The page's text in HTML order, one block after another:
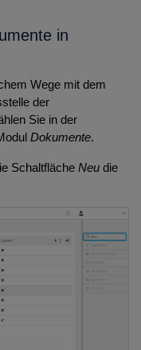
in
Wege mit dem
der
Sie in der
Dokumente.
Schaltfläche Neu die